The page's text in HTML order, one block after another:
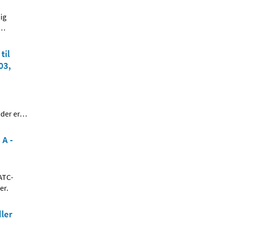
til
er…
-